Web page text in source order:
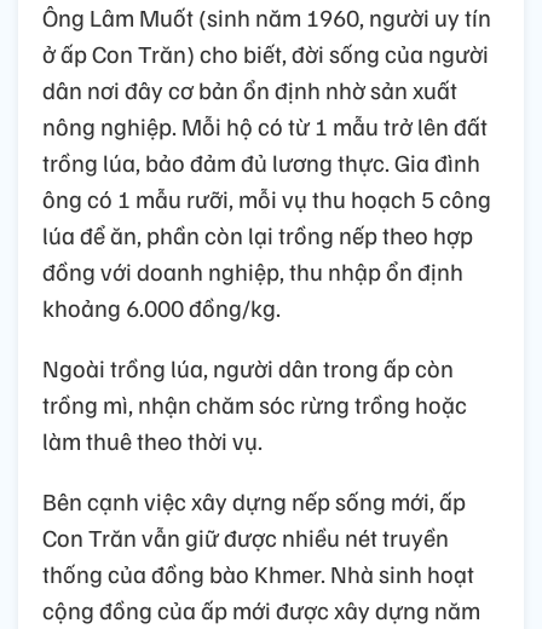
Ông Lâm Muốt (sinh năm 1960, người uy tín
ở ấp Con Trăn) cho biết, đời sống của người
dân nơi đây cơ bản ổn định nhờ sản xuất
nông nghiệp. Mỗi hộ có từ 1 mẫu trở lên đất
trồng lúa, bảo đảm đủ lương thực. Gia đình
ông có 1 mẫu rưỡi, mỗi vụ thu hoạch 5 công
lúa để ăn, phần còn lại trồng nếp theo hợp
đồng với doanh nghiệp, thu nhập ổn định
khoảng 6.000 đồng/kg.
Ngoài trồng lúa, người dân trong ấp còn
trồng mì, nhận chăm sóc rừng trồng hoặc
làm thuê theo thời vụ.
Bên cạnh việc xây dựng nếp sống mới, ấp
Con Trăn vẫn giữ được nhiều nét truyền
thống của đồng bào Khmer. Nhà sinh hoạt
cộng đồng của ấp mới được xây dựng năm